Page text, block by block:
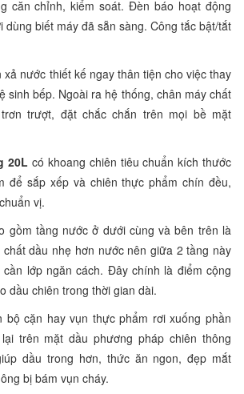
căn chỉnh, kiểm soát. Đèn báo hoạt động
dùng biết máy đã sẵn sàng. Công tắc bật/tắt
xả nước thiết kế ngay thân tiện cho việc thay
sinh bếp. Ngoài ra hệ thống, chân máy chất
trượt, đặt chắc chắn trên mọi bề mặt
20L có khoang chiên tiêu chuẩn kích thước
để sắp xếp và chiên thực phẩm chín đều,
vị.
gồm tầng nước ở dưới cùng và bên trên là
dầu nhẹ hơn nước nên giữa 2 tầng này
lớp ngăn cách. Đây chính là điểm cộng
dầu chiên trong thời gian dài.
bộ cặn hay vụn thực phẩm rơi xuống phần
trên mặt dầu phương pháp chiên thông
dầu trong hơn, thức ăn ngon, đẹp mắt
bị bám vụn cháy.